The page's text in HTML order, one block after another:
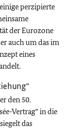
perzipierte
der Eurozone
auch um das im
eines
den 50.
Vertrag“ in die
das